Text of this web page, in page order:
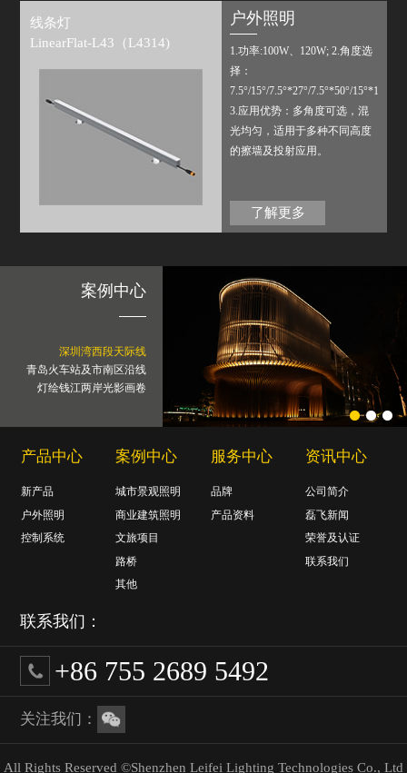
现多种场景变化。
线条灯
LinearFlat-L43（L4314)
户外照明
1.功率:100W、120W; 2.角度选
择：
7.5°/15°/7.5°*27°/7.5°*50°/15°*17°/
3.应用优势：多角度可选，混
光均匀，适用于多种不同高度
的擦墙及投射应用。
了解更多
案例中心
深圳湾西段天际线
青岛火车站及市南区沿线
灯绘钱江两岸光影画卷
产品中心
新产品
户外照明
控制系统
案例中心
城市景观照明
商业建筑照明
文旅项目
路桥
其他
服务中心
品牌
产品资料
资讯中心
公司简介
磊飞新闻
荣誉及认证
联系我们
联系我们：
+86 755 2689 5492
关注我们：
All Rights Reserved ©Shenzhen Leifei Lighting Technologies Co., Ltd